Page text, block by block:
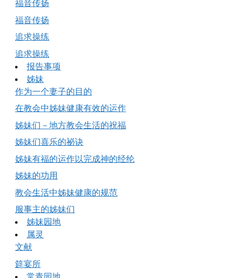
福音传扬
福音传扬
追求操练
追求操练
报告事项
姊妹
作为一个妻子的目的
在教会中姊妹健康有效的运作
姊妹们－地方教会生活的祝福
姊妹们喜乐的祕诀
姊妹有福的运作以完成神的经纶
姊妹的功用
教会生活中姊妹健康的规范
服事主的姊妹们
姊妹园地
属灵
文献
筵宴所